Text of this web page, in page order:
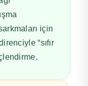
için
“sıfır